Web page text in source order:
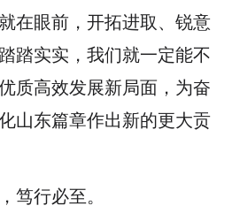
在眼前，开拓进取、锐意
踏实实，我们就一定能不
质高效发展新局面，为奋
山东篇章作出新的更大贡
笃行必至。